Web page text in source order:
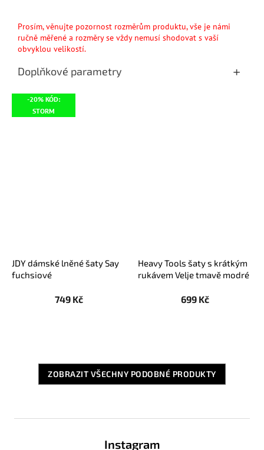
Prosím, věnujte pozornost rozměrům produktu, vše je námi
ručně měřené a rozměry se vždy nemusí shodovat s vaší
obvyklou velikostí.
Doplňkové parametry
-20% KÓD:
STORM
JDY dámské lněné šaty Say
fuchsiové
749 Kč
Heavy Tools šaty s krátkým
rukávem Velje tmavě modré
699 Kč
ZOBRAZIT VŠECHNY PODOBNÉ PRODUKTY
Instagram